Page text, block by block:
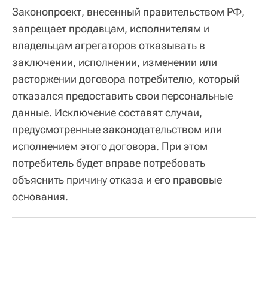
Законопроект, внесенный правительством РФ,
запрещает продавцам, исполнителям и
владельцам агрегаторов отказывать в
заключении, исполнении, изменении или
расторжении договора потребителю, который
отказался предоставить свои персональные
данные. Исключение составят случаи,
предусмотренные законодательством или
исполнением этого договора. При этом
потребитель будет вправе потребовать
объяснить причину отказа и его правовые
основания.